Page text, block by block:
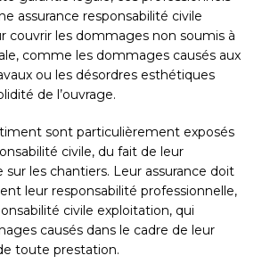
assurance responsabilité civile
couvrir les dommages non soumis à
comme les dommages causés aux
ou les désordres esthétiques
de l’ouvrage.
sont particulièrement exposés
civile, du fait de leur
les chantiers. Leur assurance doit
leur responsabilité professionnelle,
civile exploitation, qui
causés dans le cadre de leur
toute prestation.